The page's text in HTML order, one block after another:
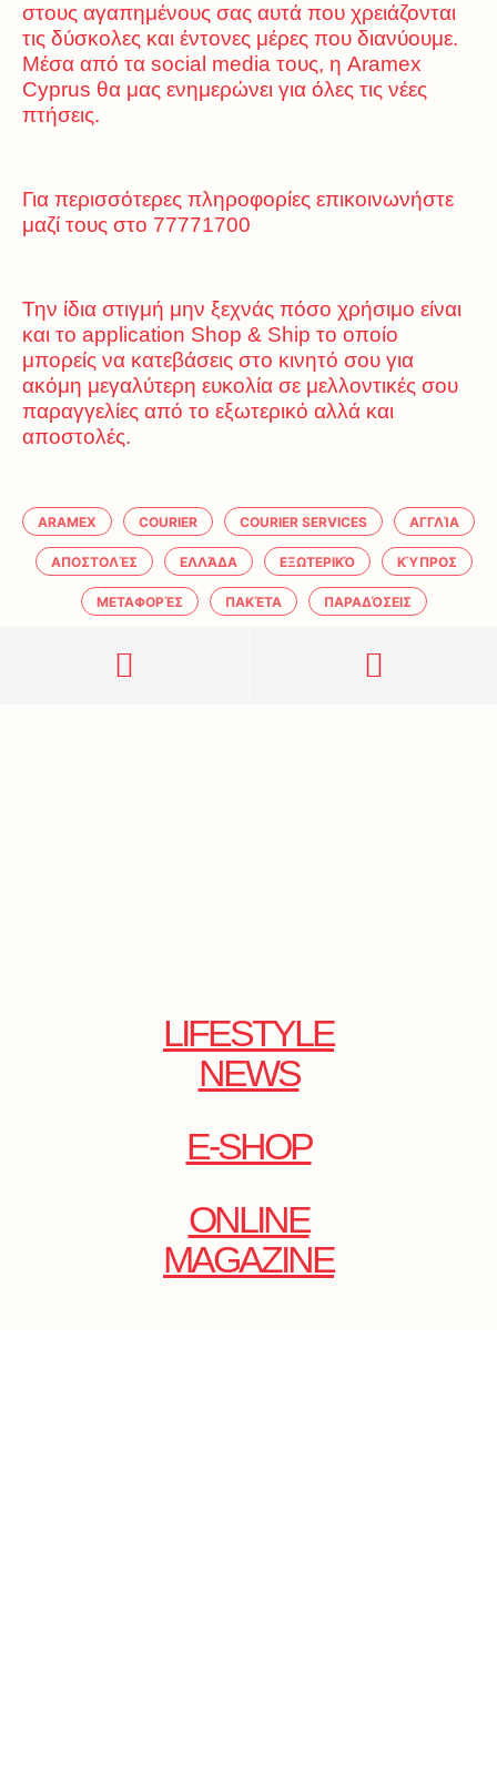
στους αγαπημένους σας αυτά που χρειάζονται
τις δύσκολες και έντονες μέρες που διανύουμε.
Μέσα από τα social media τους, η Aramex
Cyprus θα μας ενημερώνει για όλες τις νέες
πτήσεις.
Για περισσότερες πληροφορίες επικοινωνήστε
μαζί τους στο 77771700
Την ίδια στιγμή μην ξεχνάς πόσο χρήσιμο είναι
και το application Shop & Ship το οποίο
μπορείς να κατεβάσεις στο κινητό σου για
ακόμη μεγαλύτερη ευκολία σε μελλοντικές σου
παραγγελίες από το εξωτερικό αλλά και
αποστολές.
ARAMEX COURIER COURIER SERVICES ΑΓΓΛΊΑ
ΑΠΟΣΤΟΛΈΣ ΕΛΛΆΔΑ ΕΞΩΤΕΡΙΚΌ ΚΎΠΡΟΣ
ΜΕΤΑΦΟΡΈΣ ΠΑΚΈΤΑ ΠΑΡΑΔΌΣΕΙΣ
LIFESTYLE
NEWS
E-SHOP
ONLINE
MAGAZINE